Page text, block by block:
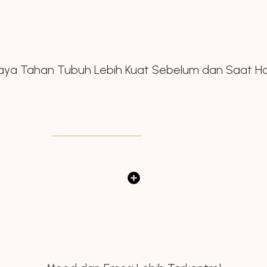
Tahan Tubuh Lebih Kuat Sebelum dan Saat